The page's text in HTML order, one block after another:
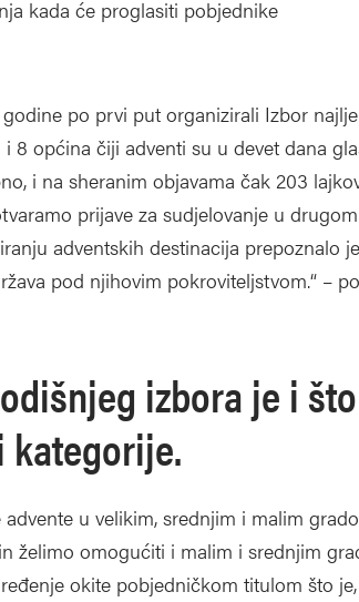
kada će proglasiti pobjednike
po prvi put organizirali Izbor
8 općina čiji adventi su u devet dana
i na sheranim objavama čak 203
prijave za sudjelovanje u
adventskih destinacija prepoznalo
pod njihovim pokroviteljstvom.“ –
izbora je i
advente u velikim, srednjim i malim
želimo omogućiti i malim i srednjim
okite pobjedničkom titulom što